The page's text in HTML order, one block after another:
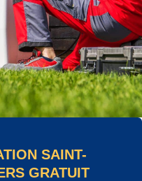
SAINT-
GRATUIT